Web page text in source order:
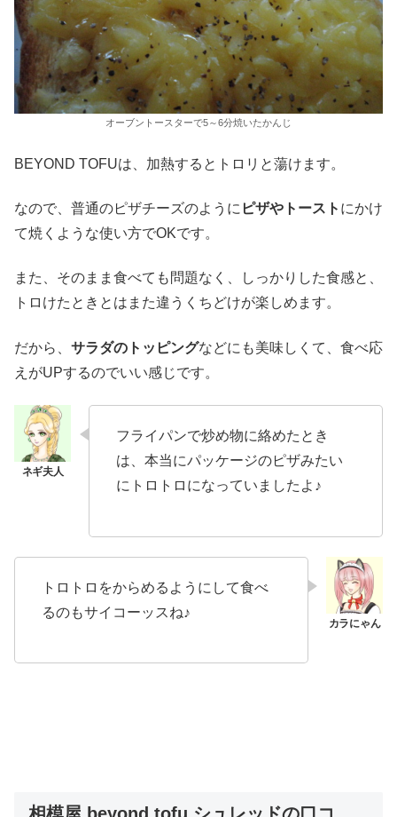
オーブントースターで5～6分焼いたかんじ
BEYOND TOFUは、加熱するとトロリと蕩けます。
なので、普通のピザチーズのように ピザやトースト にかけ
て焼くような使い方でOKです。
また、そのまま食べても問題なく、しっかりした食感と、
トロけたときとはまた違うくちどけが楽しめます。
だから、 サラダのトッピングなどにも美味しくて、食べ応
えがUPするのでいい感じです。
フライパンで炒め物に絡めたとき
は、本当にパッケージのピザみたい
にトロトロになっていましたよ♪
トロトロをからめるようにして食べ
るのもサイコーッスね♪